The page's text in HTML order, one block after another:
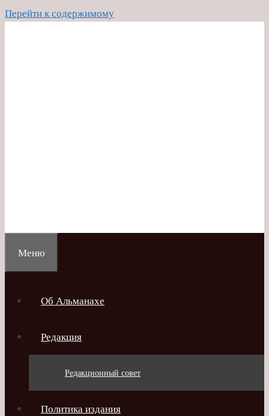
Перейти к содержимому
Меню
Об Альманахе
Редакция
Редакционный совет
Политика издания